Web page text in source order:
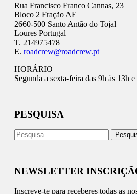
Rua Francisco Franco Cannas, 23
Bloco 2 Fração AE
2660-500 Santo Antão do Tojal
Loures Portugal
T. 214975478
E. roadcrew@roadcrew.pt
HORÁRIO
Segunda a sexta-feira das 9h às 13h
PESQUISA
NEWSLETTER
Inscreve-te para receberes todas as